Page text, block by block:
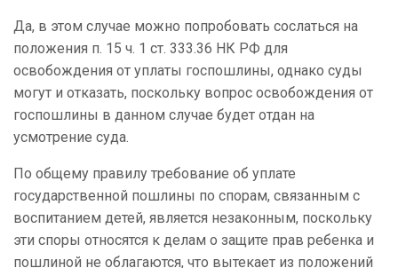
Да, в этом случае можно попробовать сослаться на
положения п. 15 ч. 1 ст. 333.36 НК РФ для
освобождения от уплаты госпошлины, однако суды
могут и отказать, поскольку вопрос освобождения от
госпошлины в данном случае будет отдан на
усмотрение суда.
По общему правилу требование об уплате
государственной пошлины по спорам, связанным с
воспитанием детей, является незаконным, поскольку
эти споры относятся к делам о защите прав ребенка и
пошлиной не облагаются, что вытекает из положений